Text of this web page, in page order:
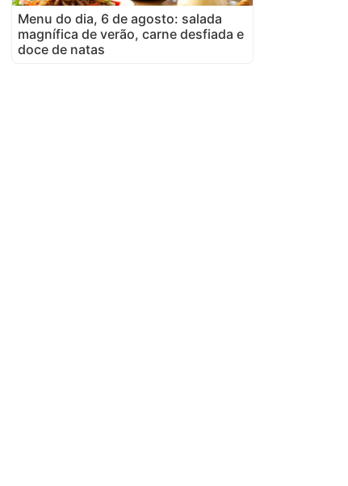
Menu do dia, 6 de agosto: salada
magnífica de verão, carne desfiada e
doce de natas